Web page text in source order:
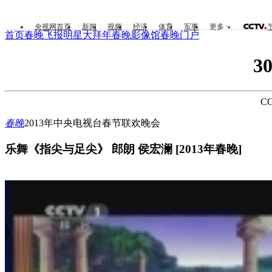
央视网首页 新闻 视频 经济 体育 军事 更多
首页春晚飞报明星大拜年春晚影像馆春晚门户
春晚2013年中央电视台春节联欢晚会
乐舞《指尖与足尖》 郎朗 侯宏澜 [2013年春晚]